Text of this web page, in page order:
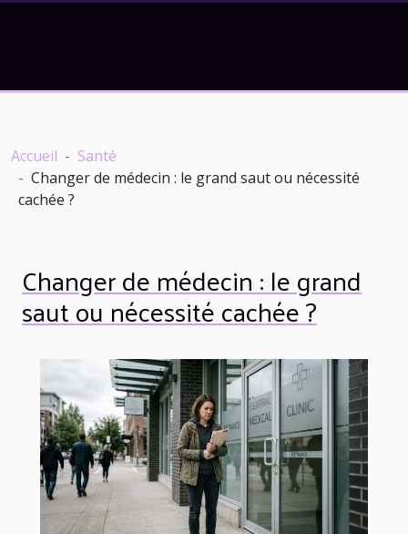
Accueil
Santé
Changer de médecin : le grand saut ou nécessité
cachée ?
Changer de médecin : le grand
saut ou nécessité cachée ?